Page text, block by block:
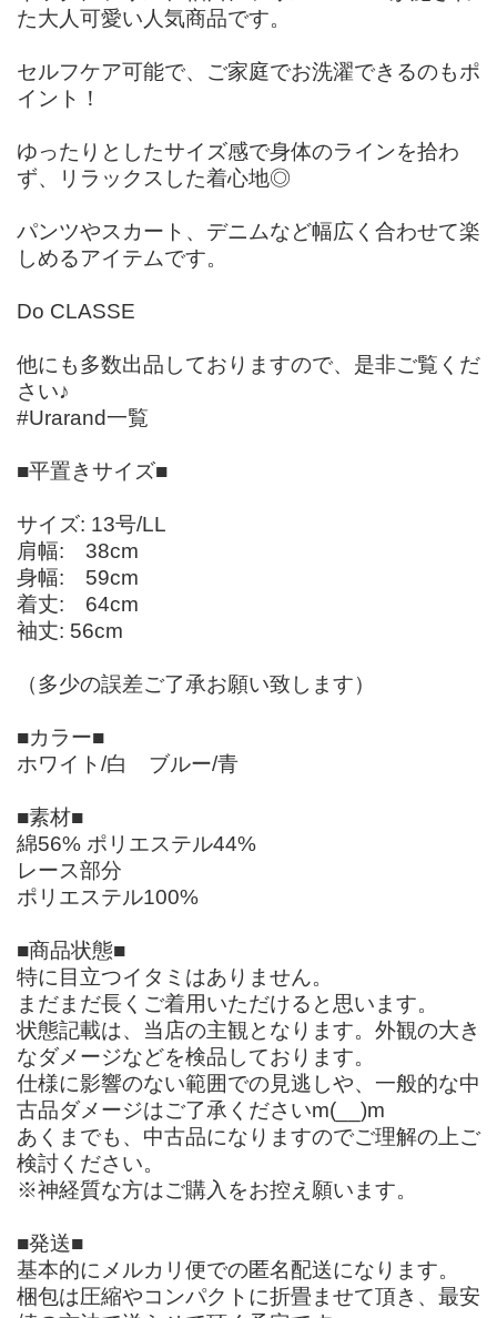
た大人可愛い人気商品です。
セルフケア可能で、ご家庭でお洗濯できるのもポ
イント！
ゆったりとしたサイズ感で身体のラインを拾わ
ず、リラックスした着心地◎
パンツやスカート、デニムなど幅広く合わせて楽
しめるアイテムです。
Do CLASSE
他にも多数出品しておりますので、是非ご覧くだ
さい♪
#Urarand一覧
■平置きサイズ■
サイズ: 13号/LL
肩幅: 38cm
身幅: 59cm
着丈: 64cm
袖丈: 56cm
（多少の誤差ご了承お願い致します）
■カラー■
ホワイト/白 ブルー/青
■素材■
綿56% ポリエステル44%
レース部分
ポリエステル100%
■商品状態■
特に目立つイタミはありません。
まだまだ長くご着用いただけると思います。
状態記載は、当店の主観となります。外観の大き
なダメージなどを検品しております。
仕様に影響のない範囲での見逃しや、一般的な中
古品ダメージはご了承くださいm(__)m
あくまでも、中古品になりますのでご理解の上ご
検討ください。
※神経質な方はご購入をお控え願います。
■発送■
基本的にメルカリ便での匿名配送になります。
梱包は圧縮やコンパクトに折畳ませて頂き、最安